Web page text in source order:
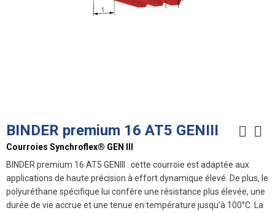
BINDER premium 16 AT5 GENIII
Courroies Synchroflex® GEN III
BINDER premium 16 AT5 GENIII : cette courroie est adaptée aux
applications de haute précision à effort dynamique élevé. De plus, le
polyuréthane spécifique lui confère une résistance plus élevée, une
durée de vie accrue et une tenue en température jusqu’à 100°C. La